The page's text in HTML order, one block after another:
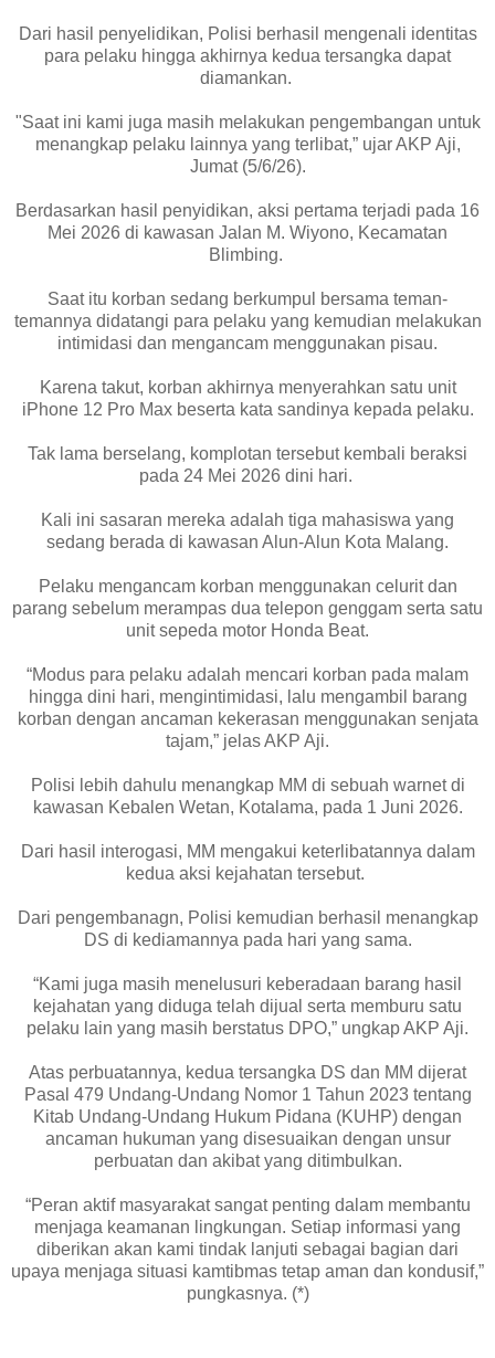
Dari hasil penyelidikan, Polisi berhasil mengenali identitas
para pelaku hingga akhirnya kedua tersangka dapat
diamankan.
"Saat ini kami juga masih melakukan pengembangan untuk
menangkap pelaku lainnya yang terlibat,” ujar AKP Aji,
Jumat (5/6/26).
Berdasarkan hasil penyidikan, aksi pertama terjadi pada 16
Mei 2026 di kawasan Jalan M. Wiyono, Kecamatan
Blimbing.
Saat itu korban sedang berkumpul bersama teman-
temannya didatangi para pelaku yang kemudian melakukan
intimidasi dan mengancam menggunakan pisau.
Karena takut, korban akhirnya menyerahkan satu unit
iPhone 12 Pro Max beserta kata sandinya kepada pelaku.
Tak lama berselang, komplotan tersebut kembali beraksi
pada 24 Mei 2026 dini hari.
Kali ini sasaran mereka adalah tiga mahasiswa yang
sedang berada di kawasan Alun-Alun Kota Malang.
Pelaku mengancam korban menggunakan celurit dan
parang sebelum merampas dua telepon genggam serta satu
unit sepeda motor Honda Beat.
“Modus para pelaku adalah mencari korban pada malam
hingga dini hari, mengintimidasi, lalu mengambil barang
korban dengan ancaman kekerasan menggunakan senjata
tajam,” jelas AKP Aji.
Polisi lebih dahulu menangkap MM di sebuah warnet di
kawasan Kebalen Wetan, Kotalama, pada 1 Juni 2026.
Dari hasil interogasi, MM mengakui keterlibatannya dalam
kedua aksi kejahatan tersebut.
Dari pengembanagn, Polisi kemudian berhasil menangkap
DS di kediamannya pada hari yang sama.
“Kami juga masih menelusuri keberadaan barang hasil
kejahatan yang diduga telah dijual serta memburu satu
pelaku lain yang masih berstatus DPO,” ungkap AKP Aji.
Atas perbuatannya, kedua tersangka DS dan MM dijerat
Pasal 479 Undang-Undang Nomor 1 Tahun 2023 tentang
Kitab Undang-Undang Hukum Pidana (KUHP) dengan
ancaman hukuman yang disesuaikan dengan unsur
perbuatan dan akibat yang ditimbulkan.
“Peran aktif masyarakat sangat penting dalam membantu
menjaga keamanan lingkungan. Setiap informasi yang
diberikan akan kami tindak lanjuti sebagai bagian dari
upaya menjaga situasi kamtibmas tetap aman dan kondusif,”
pungkasnya. (*)